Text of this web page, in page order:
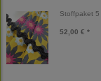
Stoffpaket 5
52,00 € *